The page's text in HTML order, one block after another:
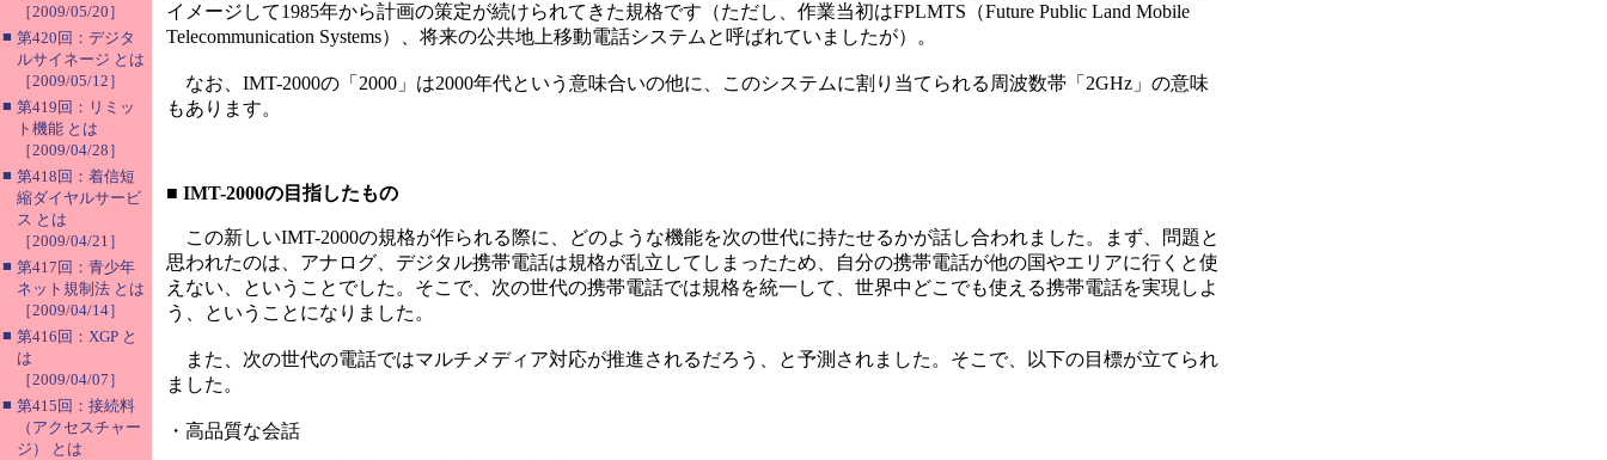
［2009/05/20］
■ 第420回：デジタ
ルサイネージ とは
［2009/05/12］
■ 第419回：リミッ
ト機能 とは
［2009/04/28］
■ 第418回：着信短
縮ダイヤルサービ
ス とは
［2009/04/21］
■ 第417回：青少年
ネット規制法 とは
［2009/04/14］
■ 第416回：XGP と
は
［2009/04/07］
■ 第415回：接続料
（アクセスチャー
ジ） とは
イメージして1985年から計画の策定が続けられてきた規格です（ただし、作業当初はFPLMTS（Future Public Land Mobile
Telecommunication Systems）、将来の公共地上移動電話システムと呼ばれていましたが）。
なお、IMT-2000の「2000」は2000年代という意味合いの他に、このシステムに割り当てられる周波数帯「2GHz」の意味
もあります。
■ IMT-2000の目指したもの
この新しいIMT-2000の規格が作られる際に、どのような機能を次の世代に持たせるかが話し合われました。まず、問題と
思われたのは、アナログ、デジタル携帯電話は規格が乱立してしまったため、自分の携帯電話が他の国やエリアに行くと使
えない、ということでした。そこで、次の世代の携帯電話では規格を統一して、世界中どこでも使える携帯電話を実現しよ
う、ということになりました。
また、次の世代の電話ではマルチメディア対応が推進されるだろう、と予測されました。そこで、以下の目標が立てられ
ました。
・高品質な会話